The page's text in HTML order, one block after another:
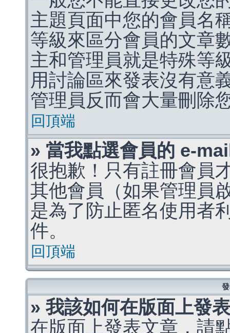
主題頁面中您的會員名
等級來區分會員的文章
主和管理員就是特殊等
用討論區來發表沒有意
管理員反而會大量刪除
回頂端
» 當我點選會員的 e-
很抱歉！只有註冊會員
其他會員（如果管理員
是為了防止匿名使用者
件。
回頂端
» 我該如何在版面上發
在版面上發表文章，請